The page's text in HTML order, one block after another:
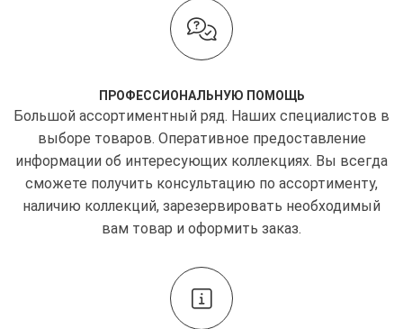
ПРОФЕССИОНАЛЬНУЮ ПОМОЩЬ
Большой ассортиментный ряд. Наших специалистов в
выборе товаров. Оперативное предоставление
информации об интересующих коллекциях. Вы всегда
сможете получить консультацию по ассортименту,
наличию коллекций, зарезервировать необходимый
вам товар и оформить заказ.